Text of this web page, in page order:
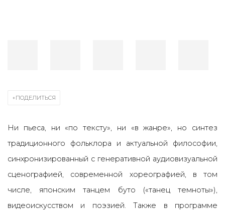
ПОДЕЛИТЬСЯ
Ни пьеса, ни «по тексту», ни «в жанре», но синтез
традиционного фольклора и актуальной философии,
синхронизированный с генеративной аудиовизуальной
сценографией, современной хореографией, в том
числе, японским танцем буто («танец темноты»),
видеоискусством и поэзией. Также в программе